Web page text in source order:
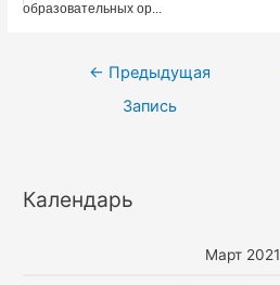
образовательных ор...
Навигация
← Предыдущая
Запись
Календарь
Март 2021